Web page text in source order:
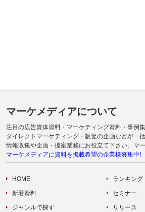
マーケメディアについて
注目の広告媒体資料・マーケティング資料・事例
ダイレクトマーケティング・販促の企画などが一
情報収集や企画・提案業務にお役立て下さい。マー
マーケメディアに資料を掲載希望の企業様募集中!
HOME
新着資料
ジャンルで探す
ランキング
セミナー
リリース